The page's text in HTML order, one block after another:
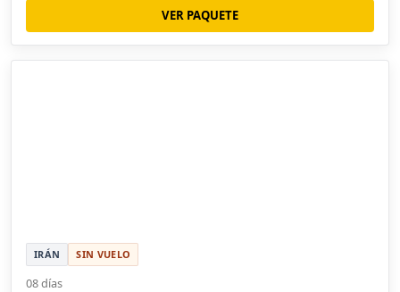
VER PAQUETE
IRÁN SIN VUELO
08 días